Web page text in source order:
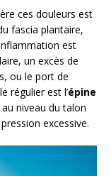
ces douleurs est
fascia plantaire,
est
un excès de
ou le port de
régulier est l’épine
niveau du talon
excessive.